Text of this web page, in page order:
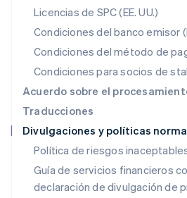
Licencias de SPC (EE. UU.)
Condiciones del banco emisor
Condiciones del método de
Condiciones para socios de
Acuerdo sobre el
Traducciones
Divulgaciones y políticas
Política de riesgos
Guía de servicios financieros
declaración de divulgación de
English
México
Noruega
English
Nueva Zelandia
Países Bajos
NederlandsEnglish
Polonia
Portugal
PortuguêsEnglish